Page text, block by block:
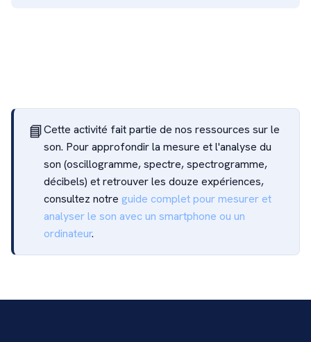
📘Cette activité fait partie de nos ressources sur le
son. Pour approfondir la mesure et l'analyse du
son (oscillogramme, spectre, spectrogramme,
décibels) et retrouver les douze expériences,
consultez notre guide complet pour mesurer et
analyser le son avec un smartphone ou un
ordinateur.